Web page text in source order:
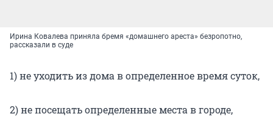
Ирина Ковалева приняла бремя «домашнего ареста» безропотно,
рассказали в суде
1) не уходить из дома в определенное время суток,
2) не посещать определенные места в городе,